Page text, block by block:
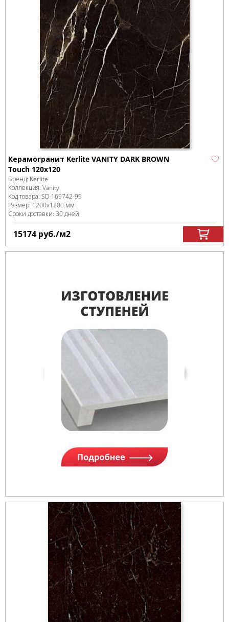
Керамогранит Kerlite VANITY DARK BROWN
Touch 120x120
Бренд: Kerlite
Коллекция: Vanity
Код товара: SD-169742-99
Размер: 1200x1200 мм
Сроки доставки: 30 дней
15174 руб./м2